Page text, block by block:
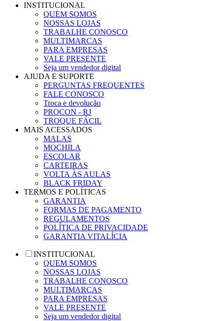
INSTITUCIONAL
QUEM SOMOS
NOSSAS LOJAS
TRABALHE CONOSCO
MULTIMARCAS
PARA EMPRESAS
VALE PRESENTE
Seja um vendedor digital
AJUDA E SUPORTE
PERGUNTAS FREQUENTES
FALE CONOSCO
Troca e devolução
PROCON - RJ
TROQUE FÁCIL
MAIS ACESSADOS
MALAS
MOCHILA
ESCOLAR
CARTEIRAS
VOLTA ÀS AULAS
BLACK FRIDAY
TERMOS E POLÍTICAS
GARANTIA
FORMAS DE PAGAMENTO
REGULAMENTOS
POLÍTICA DE PRIVACIDADE
GARANTIA VITALÍCIA
INSTITUCIONAL
QUEM SOMOS
NOSSAS LOJAS
TRABALHE CONOSCO
MULTIMARCAS
PARA EMPRESAS
VALE PRESENTE
Seja um vendedor digital